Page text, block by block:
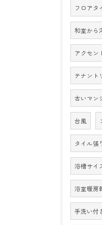
フロアタ
和室から
アクセン
テナント
古いマン
台風
タイル張
浴槽サイ
浴室暖房
手洗い付